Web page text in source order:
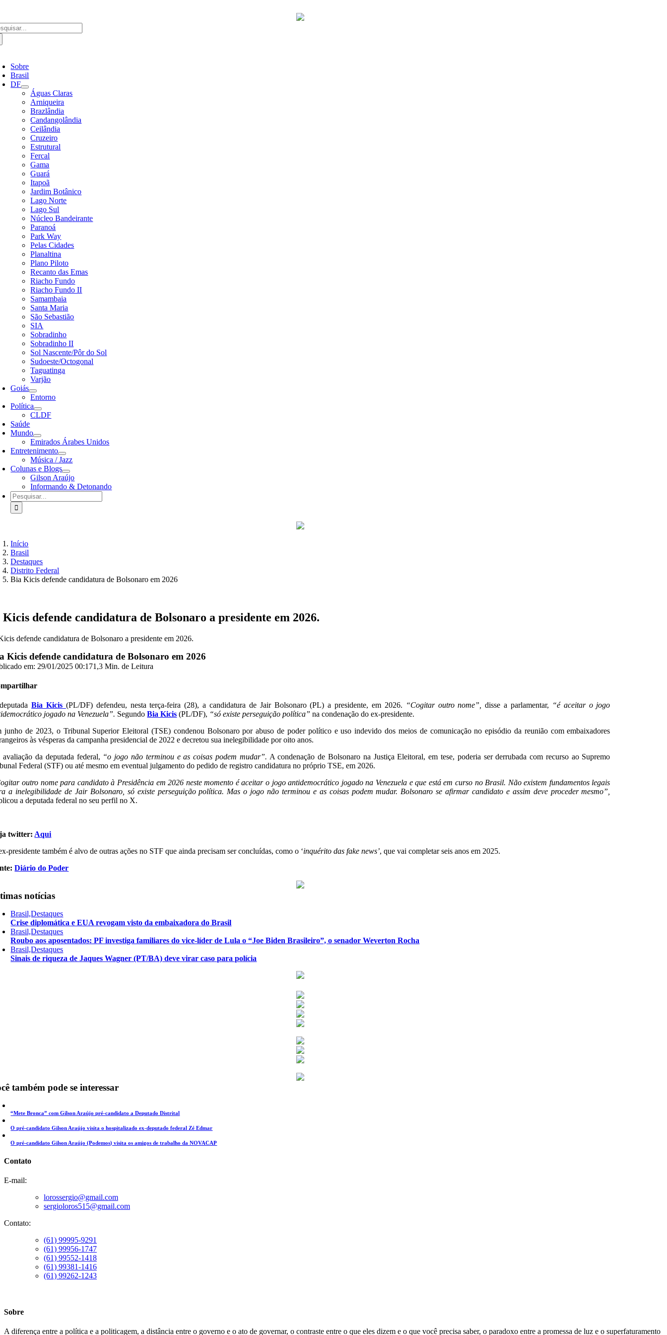
o
conteúdo
Sobre
Brasil
DF
Águas Claras
Arniqueira
Brazlândia
Candangolândia
Ceilândia
Cruzeiro
Estrutural
Fercal
Gama
Guará
Itapoã
Jardim Botânico
Lago Norte
Lago Sul
Núcleo Bandeirante
Paranoá
Park Way
Pelas Cidades
Planaltina
Plano Piloto
Recanto das Emas
Riacho Fundo
Riacho Fundo II
Samambaia
Santa Maria
São Sebastião
SIA
Sobradinho
Sobradinho II
Sol Nascente/Pôr do Sol
Sudoeste/Octogonal
Taguatinga
Varjão
Goiás
Entorno
Política
CLDF
Saúde
Mundo
Emirados Árabes Unidos
Entretenimento
Música / Jazz
Colunas e Blogs
Gilson Araújo
Informando & Detonando
Buscar
resultados
para:
Início
Brasil
Destaques
Distrito Federal
Bia Kicis defende candidatura de Bolsonaro em 2026
Kicis defende candidatura de Bolsonaro a presidente em 2026.
defende candidatura de Bolsonaro a presidente em 2026.
Kicis defende candidatura de Bolsonaro em 2026
em: 29/01/2025 00:171,3 Min. de Leitura
Bia Kicis (PL/DF) defendeu, nesta terça-feira (28), a candidatura de Jair Bolsonaro (PL) a presidente, em 2026. “Cogitar outro nome”, disse a parlamentar, “é aceitar o jogo
jogado na Venezuela”. SegundoBia Kicis (PL/DF), “só existe perseguição política” na condenação do ex-presidente.
junho de 2023, o Tribunal Superior Eleitoral (TSE) condenou Bolsonaro por abuso de poder político e uso indevido dos meios de comunicação no episódio da reunião com embaixadores
às vésperas da campanha presidencial de 2022 e decretou sua inelegibilidade por oito anos.
avaliação da deputada federal, “o jogo não terminou e as coisas podem mudar”. A condenação de Bolsonaro na Justiça Eleitoral, em tese, poderia ser derrubada com recurso ao Supremo
Federal (STF) ou até mesmo em eventual julgamento do pedido de registro candidatura no próprio TSE, em 2026.
outro nome para candidato à Presidência em 2026 neste momento é aceitar o jogo antidemocrático jogado na Venezuela e que está em curso no Brasil. Não existem fundamentos legais
a inelegibilidade de Jair Bolsonaro, só existe perseguição política. Mas o jogo não terminou e as coisas podem mudar. Bolsonaro se afirmar candidato e assim deve proceder mesmo”,
a deputada federal no seu perfil no X.
twitter: Aqui
presidente também é alvo de outras ações no STF que ainda precisam ser concluídas, como o ‘inquérito das fake news’, que vai completar seis anos em 2025.
Diário do Poder
notícias
Brasil,Destaques
Crise diplomática e EUA revogam visto da embaixadora do Brasil
Brasil,Destaques
Roubo aos aposentados: PF investiga familiares do vice-líder de Lula o “Joe Biden Brasileiro”, o senador Weverton Rocha
Brasil,Destaques
Sinais de riqueza de Jaques Wagner (PT/BA) deve virar caso para polícia
também pode se interessar
“Mete Bronca” com Gilson Araújo pré-candidato a Deputado Distrital
O pré-candidato Gilson Araújo visita o hospitalizado ex-deputado federal Zé Edmar
O pré-candidato Gilson Araújo (Podemos) visita os amigos de trabalho da NOVACAP
Contato
E-mail:
lorossergio@gmail.com
sergioloros515@gmail.com
Contato:
(61) 99995-9291
(61) 99956-1747
(61) 99552-1418
(61) 99381-1416
(61) 99262-1243
Sobre
A diferença entre a política e a politicagem, a distância entre o governo e o ato de governar, o contraste entre o que eles dizem e o que você precisa saber, o paradoxo entre a promessa de luz e o superfaturamento